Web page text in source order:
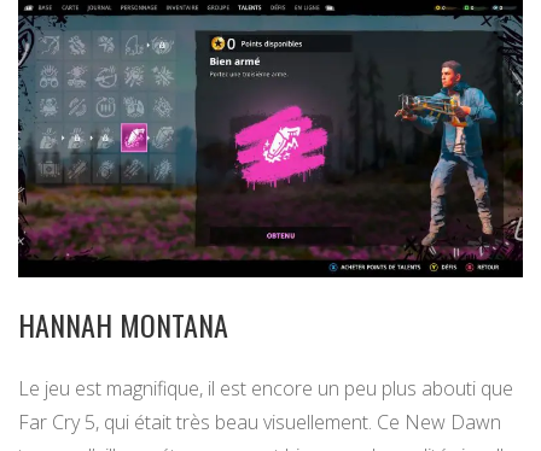
HANNAH MONTANA
Le jeu est magnifique, il est encore un peu plus abouti que
Far Cry 5, qui était très beau visuellement. Ce New Dawn